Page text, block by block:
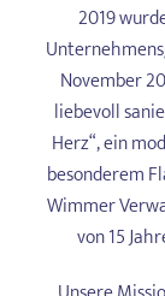
2019
November
liebevoll
Herz“, ein
besonderem
Wimmer
von 15